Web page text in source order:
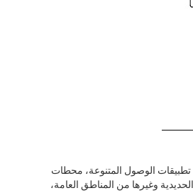
الوصول المتنوعة، محطات
وغيرها من المناطق العامة،